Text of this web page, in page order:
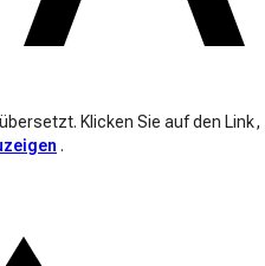
Klicken Sie auf den Link,
.